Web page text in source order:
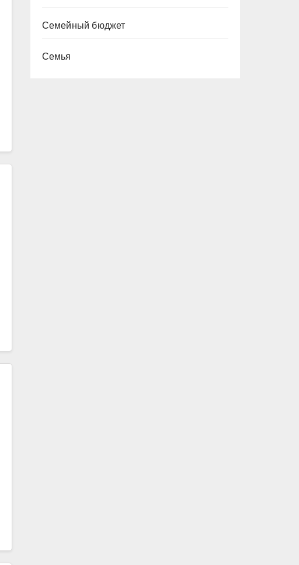
Семейный бюджет
Семья